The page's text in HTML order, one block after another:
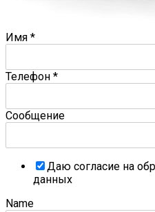
Имя *
Телефон *
Сообщение
Даю согласие на
данных
Name